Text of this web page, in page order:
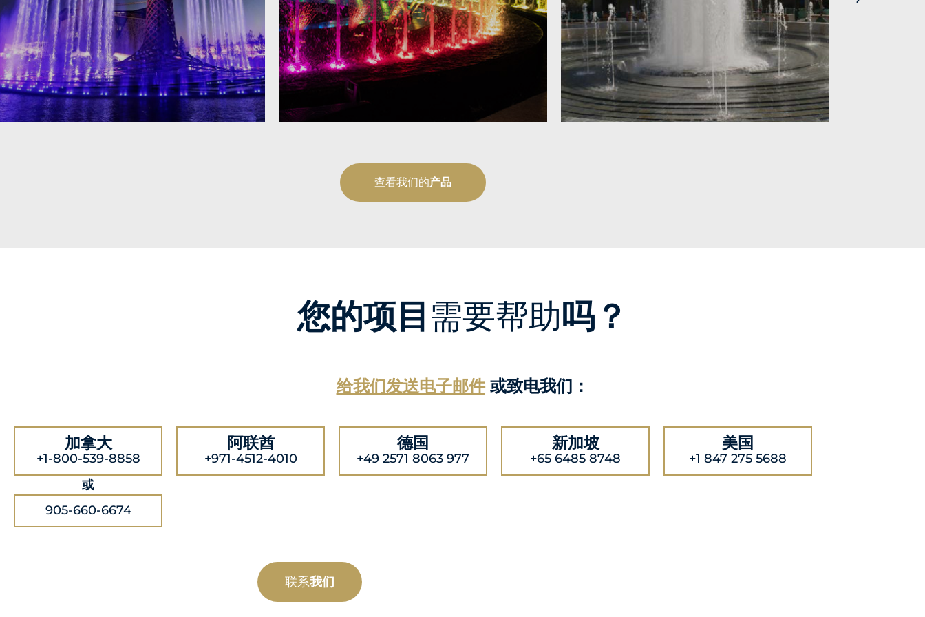
查看我们的产品
您的项目 需要帮助吗？
给我们发送电子邮件 或致电我们：
加拿大
+1-800-539-8858
或
905-660-6674
阿联酋
+971-4512-4010
德国
+49 2571 8063 977
新加坡
+65 6485 8748
美国
+1 847 275 5688
联系我们